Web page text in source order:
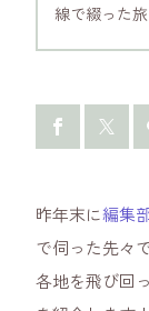
線で綴った
昨年末に編集
で伺った先々
各地を飛び回